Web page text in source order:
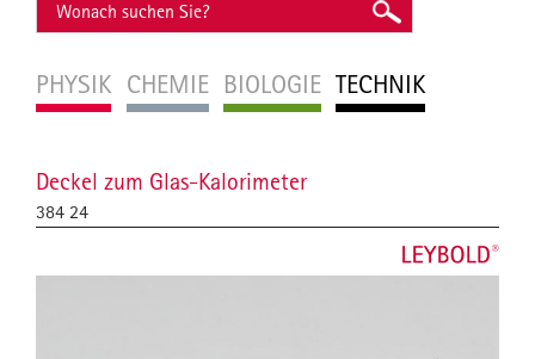
PHYSIK CHEMIE BIOLOGIE TECHNIK
Deckel zum Glas-Kalorimeter
384 24